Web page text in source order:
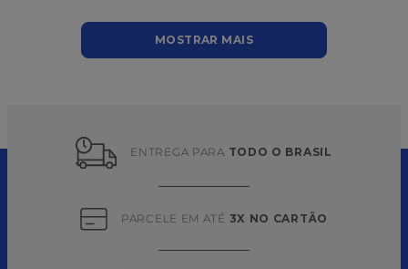
MOSTRAR MAIS
ENTREGA PARA TODO O BRASIL
PARCELE EM ATÉ 3X NO CARTÃO